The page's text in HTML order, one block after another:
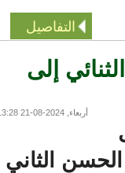
التفاصيل
إلى
أربعاء, 2024-08-21 13:28
الثاني